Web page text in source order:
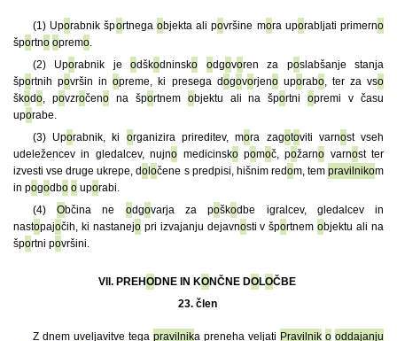
(1) Uporabnik športnega objekta ali površine mora uporabljati primerno
športno opremo.
(2) Uporabnik jeodškodninsko odgovoren za poslabšanje stanja
športnih površin inopreme, ki presega dogovorjenouporabo, ter za vso
škodo, povzročenona športnem objektu ali na športniopremi v času
uporabe.
(3) Uporabnik, ki organizira prireditev, mora zagotoviti varnost vseh
udeležencev in gledalcev, nujno medicinskopomoč, požarno varnost ter
izvesti vse druge ukrepe, do ločene s predpisi, hišnim redom, tempravilnikom
in pogodbo o uporabi.
(4)Občina ne odgovarja za poškodbe igralcev, gledalcev in
nastopajočih, ki nastanejopri izvajanju dejavnosti v športnemobjektu ali na
športni površini.
VII. PREHODNE IN KONČNE DOLOČBE
23. člen
Z dnem uveljavitve tega pravilnika preneha veljati Pravilnik o oddajanju